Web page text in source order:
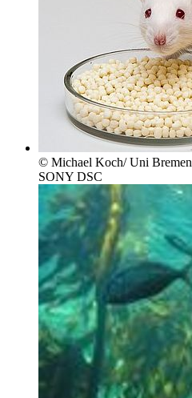
© Michael Koch/ Uni Bremen
SONY DSC